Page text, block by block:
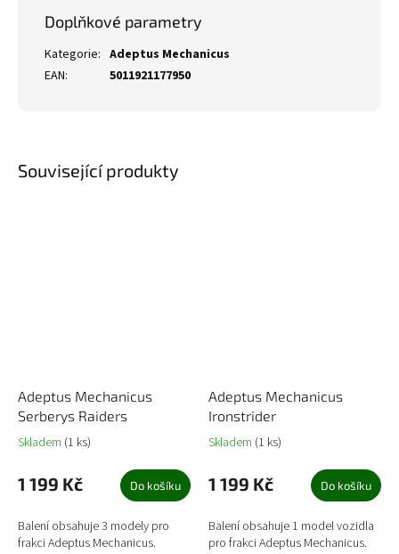
Související produkty
Adeptus Mechanicus
Serberys Raiders
Skladem (1 ks)
1 199 Kč Do košíku
Balení obsahuje 3 modely pro
frakci Adeptus Mechanicus.
Adeptus Mechanicus
Ironstrider
Skladem (1 ks)
1 199 Kč Do košíku
Balení obsahuje 1 model vozidla
pro frakci Adeptus Mechanicus.
Doplňkové parametry
Kategorie: Adeptus Mechanicus
EAN: 5011921177950